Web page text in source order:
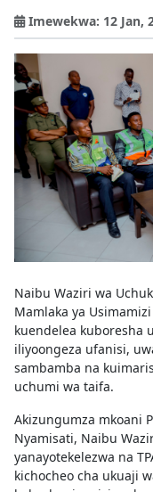
Imewekwa: 12 Jan,
Naibu Waziri wa
Mamlaka ya
kuendelea kuboresha
iliyoongeza ufanisi,
sambamba na
uchumi wa taifa.
Akizungumza mkoani
Nyamisati, Naibu
yanayotekelezwa na
kichocheo cha ukuaji